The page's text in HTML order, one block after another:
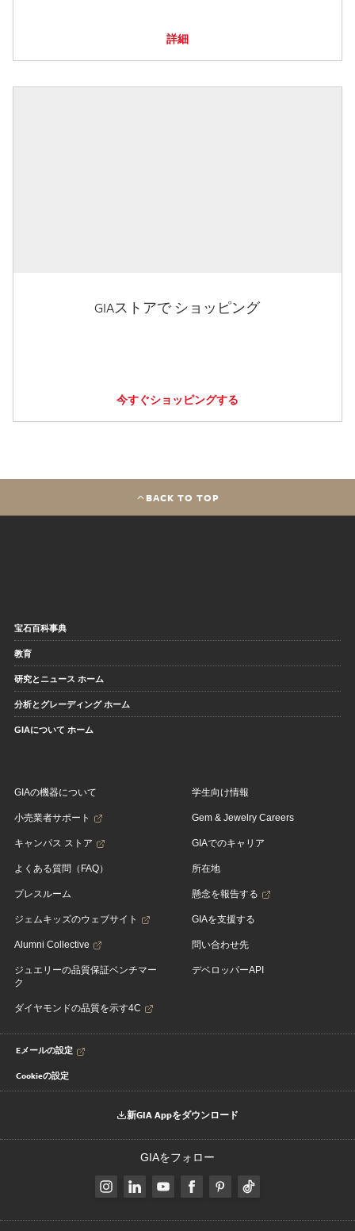
詳細
GIAストアで ショッピング
今すぐショッピングする
BACK TO TOP
宝石百科事典
教育
研究とニュース ホーム
分析とグレーディング ホーム
GIAについて ホーム
GIAの機器について
小売業者サポート
キャンパス ストア
よくある質問（FAQ）
プレスルーム
ジェムキッズのウェブサイト
Alumni Collective
ジュエリーの品質保証ベンチマー
ク
ダイヤモンドの品質を示す4C
学生向け情報
Gem & Jewelry Careers
GIAでのキャリア
所在地
懸念を報告する
GIAを支援する
問い合わせ先
デベロッパーAPI
Eメールの設定
Cookieの設定
新GIA Appをダウンロード
GIAをフォロー